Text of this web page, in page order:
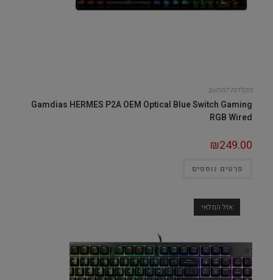
מקלדות למחשב
Gamdias HERMES P2A OEM Optical Blue Switch Gaming
RGB Wired
₪249.00
פרטים נוספים
אזל המלאי